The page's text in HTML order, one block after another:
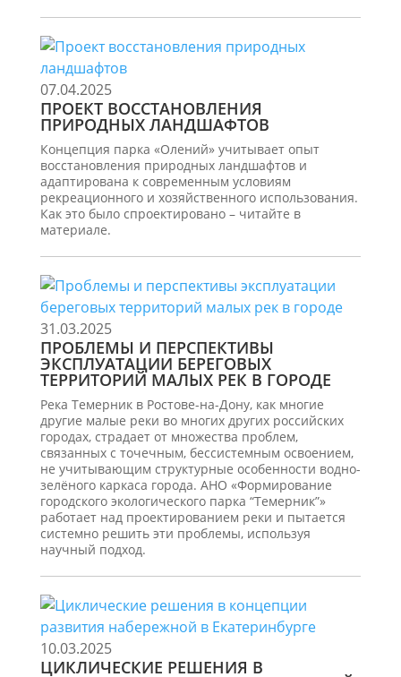
07.04.2025
ПРОЕКТ ВОССТАНОВЛЕНИЯ
ПРИРОДНЫХ ЛАНДШАФТОВ
Концепция парка «Олений» учитывает опыт
восстановления природных ландшафтов и
адаптирована к современным условиям
рекреационного и хозяйственного использования.
Как это было спроектировано – читайте в
материале.
31.03.2025
ПРОБЛЕМЫ И ПЕРСПЕКТИВЫ
ЭКСПЛУАТАЦИИ БЕРЕГОВЫХ
ТЕРРИТОРИЙ МАЛЫХ РЕК В ГОРОДЕ
Река Темерник в Ростове-на-Дону, как многие
другие малые реки во многих других российских
городах, страдает от множества проблем,
связанных с точечным, бессистемным освоением,
не учитывающим структурные особенности водно-
зелёного каркаса города. АНО «Формирование
городского экологического парка “Темерник”»
работает над проектированием реки и пытается
системно решить эти проблемы, используя
научный подход.
10.03.2025
ЦИКЛИЧЕСКИЕ РЕШЕНИЯ В